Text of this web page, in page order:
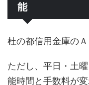
能
杜の都信用金庫の
ただし、平日・土
能時間と手数料が変